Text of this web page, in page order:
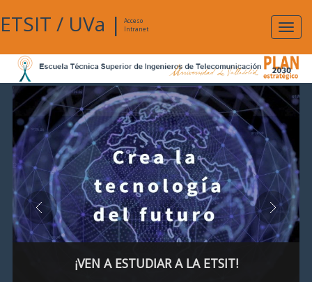
ETSIT / UVa |
Acceso
Intranet
¡VEN A ESTUDIAR A LA ETSIT!